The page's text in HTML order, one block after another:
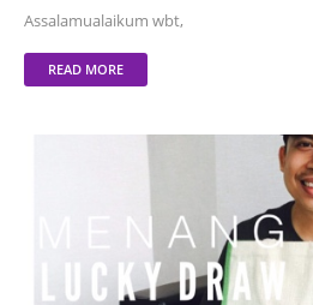
Assalamualaikum wbt,
READ MORE